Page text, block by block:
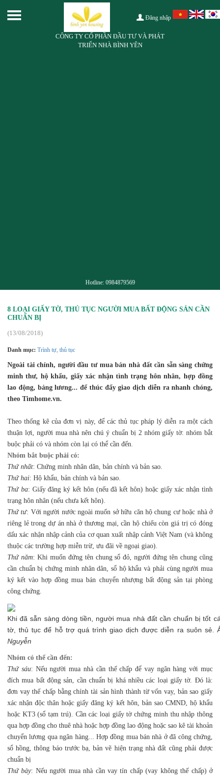
Đăng nhập
CÔNG TY CỔ PHẦN ĐẦU TƯ VÀ PHÁT
TRIỂN NHÀ BÌNH YÊN
Hotline: 0984879569
8 LOẠI GIẤY TỜ, THỦ TỤC NGƯỜI MUA BẤT ĐỘNG SẢN CẦN
CHUẨN BỊ
(13/08/2018)
Danh mục: Trình tự, thủ tục
Ngoài tài chính, người đầu tư mua bán nhà đất cần sẵn sàng chứng
minh thư, hộ khẩu, giấy xác nhận tình trạng hôn nhân, hợp đồng
lao động, bảng lương... để thúc đẩy giao dịch diễn ra nhanh chóng,
theo Timhome.vn.
Theo thống kê của đơn vị này, để các thủ tục pháp lý diễn ra một cách
thuận lợi, người mua nhà nên chú ý chuẩn bị 2 nhóm giấy tờ: nhóm bắt
buộc phải có và nhóm còn lại có thể cần đến.
Nhóm bắt buộc phải có:
Thứ nhất: Chứng minh nhân dân, bản chính và bản sao.
Thứ hai: Hộ khẩu, bản chính và bản sao.
Thứ ba: Giấy đăng ký kết hôn (nếu đã kết hôn) hoặc giấy xác nhận tình
trạng hôn nhân (nếu chưa kết hôn).
Thứ tư: Với người nước ngoài muốn sở hữu căn hộ chung cư hoặc nhà ở
riêng lẻ trong dự án nhà ở thương mại, cần hộ chiếu còn giá trị có đóng
dấu xác nhận nhập cảnh của cơ quan xuất nhập cảnh Việt Nam (và không
thuộc các trường hợp miễn trừ, ưu đãi về ngoại giao).
Thứ năm: Khi muốn đứng tên chung sổ đỏ, người đứng tên chung cũng
cần chuẩn bị chứng minh nhân dân, sổ hộ khẩu và phải cùng người mua
ký kết vào hợp đồng mua bán chuyển nhượng bất động sản tại phòng
công chứng.
Khi đã sẵn sàng dòng tiền, người mua nhà đất cần chuẩn bị tốt
tờ, thủ tục để hỗ trợ quá trình giao dịch được diễn ra suôn sẻ.
Nguyễn
Nhóm có thể cần đến:
Thứ sáu: Nếu người mua nhà cần thế chấp để vay ngân hàng với mục
đích mua bất động sản, cần chuẩn bị khá nhiều các loại giấy tờ. Đó là:
đơn vay thế chấp bằng chính tài sản hình thành từ vốn vay, bản sao giấy
xác nhận độc thân hoặc giấy đăng ký kết hôn, bản sao CMND, hộ khẩu
hoặc KT3 (sổ tạm trú). Cần các loại giấy tờ chứng minh thu nhập thông
qua hợp đồng cho thuê nhà hoặc hợp đồng lao động hoặc sao kê tài khoản
chuyển lương qua ngân hàng... Hợp đồng mua bán nhà ở đã công chứng,
sổ hồng, thông báo trước bạ, bản vẽ hiện trạng nhà đất cũng phải được
chuẩn bị
Thứ bảy: Nếu người mua nhà cần vay tín chấp (vay không thế chấp) ở